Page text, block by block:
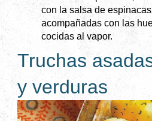
con la salsa de
acompañadas con las
cocidas al vapor.
Truchas
y verduras